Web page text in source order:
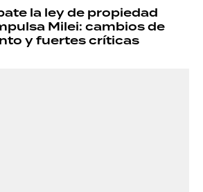
la ley de propiedad
Milei: cambios de
y fuertes críticas